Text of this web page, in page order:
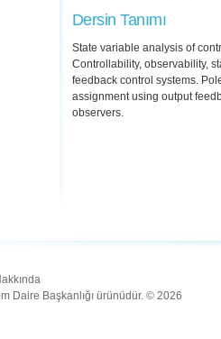
Dersin Tanımı
State variable analysis of
Controllability, observability,
feedback control systems.
assignment using output
observers.
Daire Başkanlığı ürünüdür. © 2026